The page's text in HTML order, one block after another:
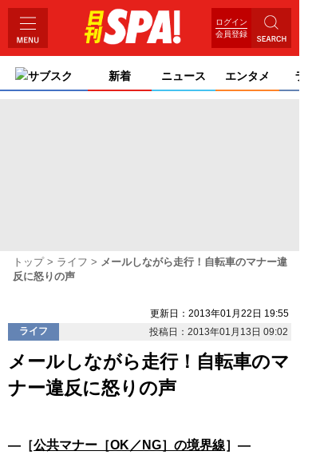
ログイン
会員登録
サブスク 新着 ニュース エンタメ ライ
トップ ライフ
メールしながら走行！自転車のマナー違
反に怒りの声
更新日：2013年01月22日 19:55
ライフ
投稿日：2013年01月13日 09:02
メールしながら走行！自転車のマ
ナー違反に怒りの声
―［公共マナー［OK／NG］の境界線］―